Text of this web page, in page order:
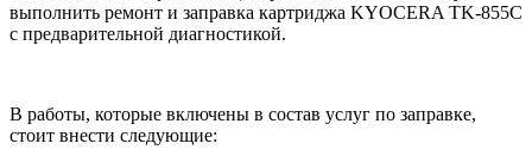
выполнить ремонт и заправка картриджа KYOCERA TK-855C
с предварительной диагностикой.
В работы, которые включены в состав услуг по заправке,
стоит внести следующие: